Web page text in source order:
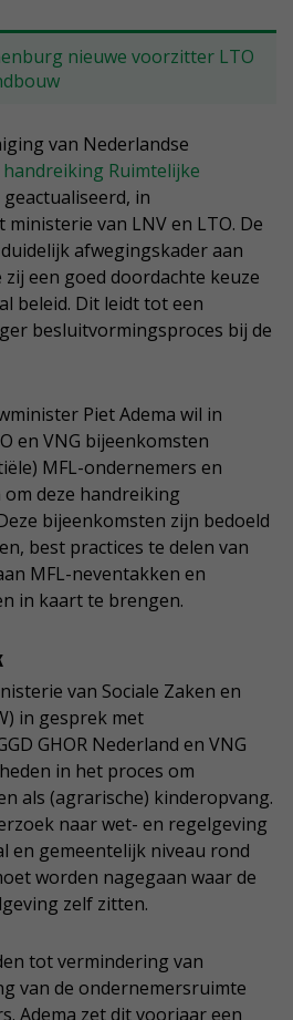
nieuwe voorzitter LTO
van Nederlandse
handreiking Ruimtelijke
in
van LNV en LTO. De
afwegingskader aan
een goed doordachte keuze
beleid. Dit leidt tot een
besluitvormingsproces bij de
Piet Adema wil in
en VNG bijeenkomsten
MFL-ondernemers en
deze handreiking
bijeenkomsten zijn bedoeld
best practices te delen van
MFL-neventakken en
in kaart te brengen.
van Sociale Zaken en
in gesprek met
GHOR Nederland en VNG
in het proces om
als (agrarische) kinderopvang.
naar wet- en regelgeving
en gemeentelijk niveau rond
worden nagegaan waar de
zelf zitten.
tot vermindering van
van de ondernemersruimte
Adema zet dit voorjaar een